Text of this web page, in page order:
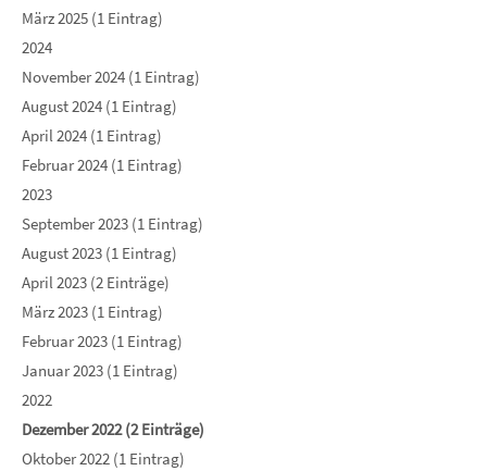
März 2025 (1 Eintrag)
2024
November 2024 (1 Eintrag)
August 2024 (1 Eintrag)
April 2024 (1 Eintrag)
Februar 2024 (1 Eintrag)
2023
September 2023 (1 Eintrag)
August 2023 (1 Eintrag)
April 2023 (2 Einträge)
März 2023 (1 Eintrag)
Februar 2023 (1 Eintrag)
Januar 2023 (1 Eintrag)
2022
Dezember 2022 (2 Einträge)
Oktober 2022 (1 Eintrag)